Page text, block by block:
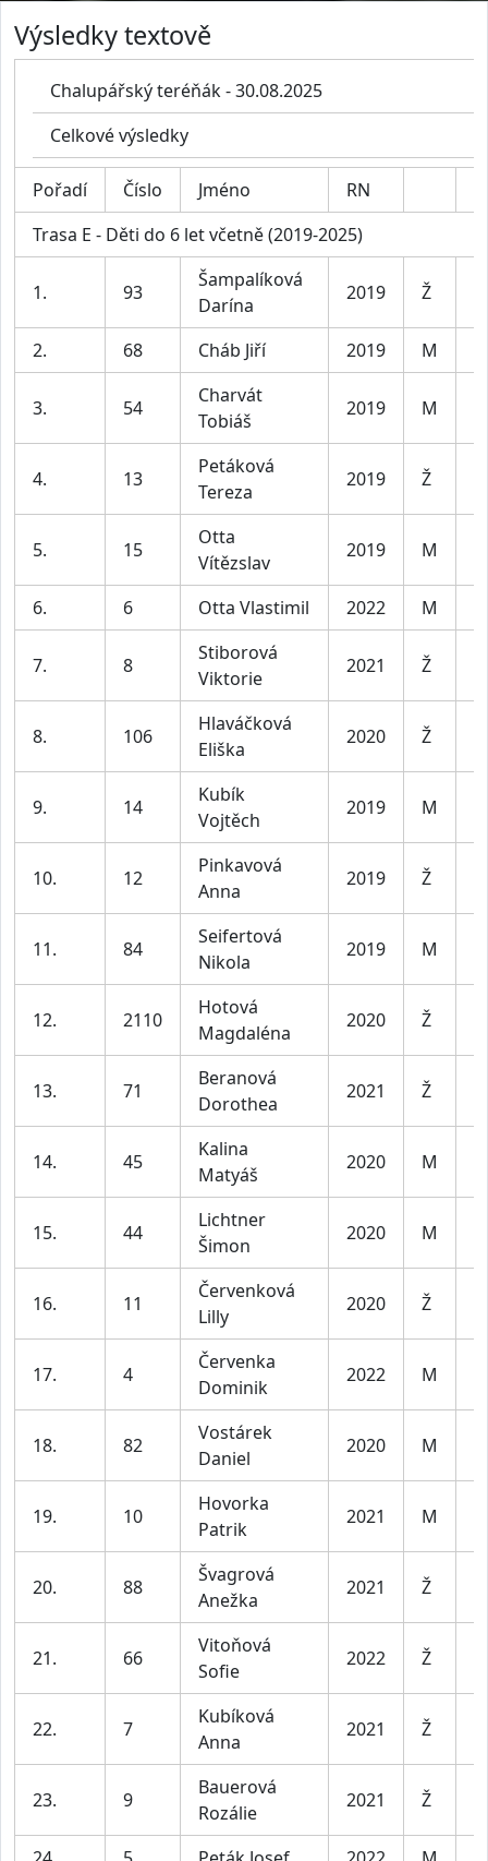
Výsledky textově
Chalupářský teréňák - 30.08.2025
Celkové výsledky
Pořadí Číslo Jméno RN
Trasa E - Děti do 6 let včetně (2019-2025)
1. 93
Šampalíková
Darína
2019 Ž
2. 68 Cháb Jiří 2019 M
3. 54
Charvát
Tobiáš
2019 M
4. 13
Petáková
Tereza
2019 Ž
5. 15
Otta
Vítězslav
2019 M
6. 6 Otta Vlastimil 2022 M
7. 8
Stiborová
Viktorie
2021 Ž
8. 106
Hlaváčková
Eliška
2020 Ž
9. 14
Kubík
Vojtěch
2019 M
10. 12
Pinkavová
Anna
2019 Ž
11. 84
Seifertová
Nikola
2019 M
12. 2110
Hotová
Magdaléna
2020 Ž
13. 71
Beranová
Dorothea
2021 Ž
14. 45
Kalina
Matyáš
2020 M
15. 44
Lichtner
Šimon
2020 M
16. 11
Červenková
Lilly
2020 Ž
17. 4
Červenka
Dominik
2022 M
18. 82
Vostárek
Daniel
2020 M
19. 10
Hovorka
Patrik
2021 M
20. 88
Švagrová
Anežka
2021 Ž
21. 66
Vitoňová
Sofie
2022 Ž
22. 7
Kubíková
Anna
2021 Ž
23. 9
Bauerová
Rozálie
2021 Ž